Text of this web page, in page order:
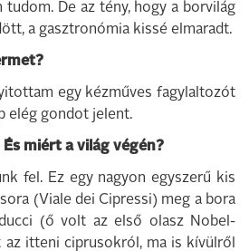
tudom. De az tény, hogy a borvilág
a gasztronómia kissé elmaradt.
egy kézműves fagylaltozót
elég gondot jelent.
miért a világ végén?
fel. Ez egy nagyon egyszerű kis
(Viale dei Cipressi) meg a bora
(ő volt az első olasz Nobel-
itteni ciprusokról, ma is kívülről